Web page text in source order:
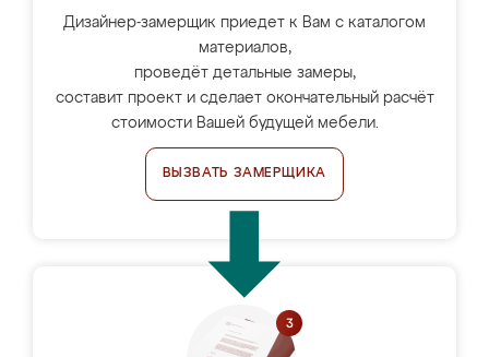
Дизайнер-замерщик приедет к Вам с каталогом
материалов,
проведёт детальные замеры,
составит проект и сделает окончательный расчёт
стоимости Вашей будущей мебели.
ВЫЗВАТЬ ЗАМЕРЩИКА